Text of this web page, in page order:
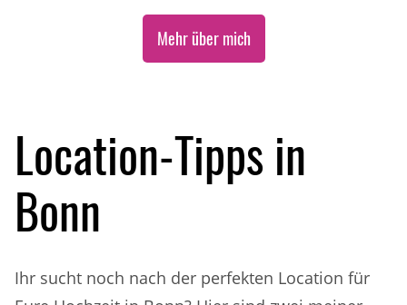
Mehr über mich
Location-Tipps in
Bonn
Ihr sucht noch nach der perfekten Location für